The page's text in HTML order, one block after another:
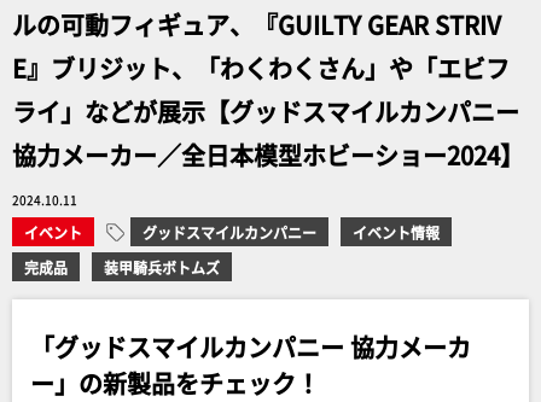
ルの可動フィギュア、『GUILTY GEAR STRIV
E』ブリジット、「わくわくさん」や「エビフ
ライ」などが展示【グッドスマイルカンパニー
協力メーカー／全日本模型ホビーショー2024】
2024.10.11
イベント グッドスマイルカンパニー
イベント情報
完成品
装甲騎兵ボトムズ
「グッドスマイルカンパニー 協力メーカ
ー」の新製品をチェック！